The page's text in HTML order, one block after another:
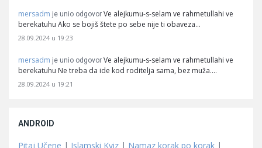
mersadm je unio odgovor Ve alejkumu-s-selam ve rahmetullahi ve
berekatuhu Ako se bojiš štete po sebe nije ti obaveza…
28.09.2024 u 19:23
mersadm je unio odgovor Ve alejkumu-s-selam ve rahmetullahi ve
berekatuhu Ne treba da ide kod roditelja sama, bez muža.…
28.09.2024 u 19:21
ANDROID
Pitaj Učene | Islamski Kviz | Namaz korak po korak |